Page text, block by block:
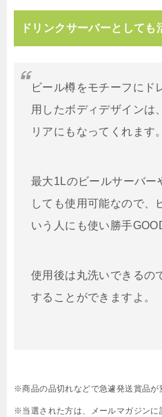
ドリンクサーバーとしても
ビール樽をモチーフにド
用したボディデザインは
リアにもなってくれます。
最大1Lのビールサーバー
しても使用可能なので
いう人にも使い勝手
使用後は丸洗いできるの
することができますよ。
※商品の品切れなどで急遽発送賞品が
※当選された方は、メールマガジン